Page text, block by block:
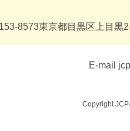
8573東京都目黒区上目
E-mail
Copyright